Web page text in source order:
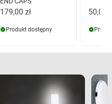
179,00 zł
Produkt dostępny
50,00